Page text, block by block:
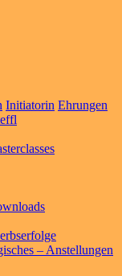
Initiatorin Ehrungen
– Anstellungen